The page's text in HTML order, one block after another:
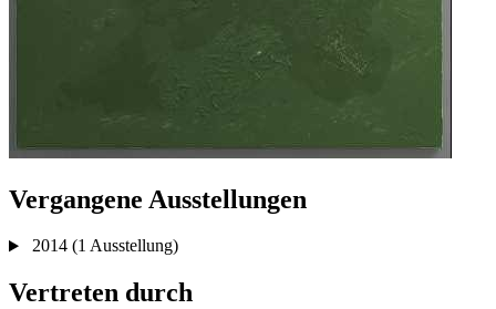
Vergangene Ausstellungen
2014 (1 Ausstellung)
Vertreten durch